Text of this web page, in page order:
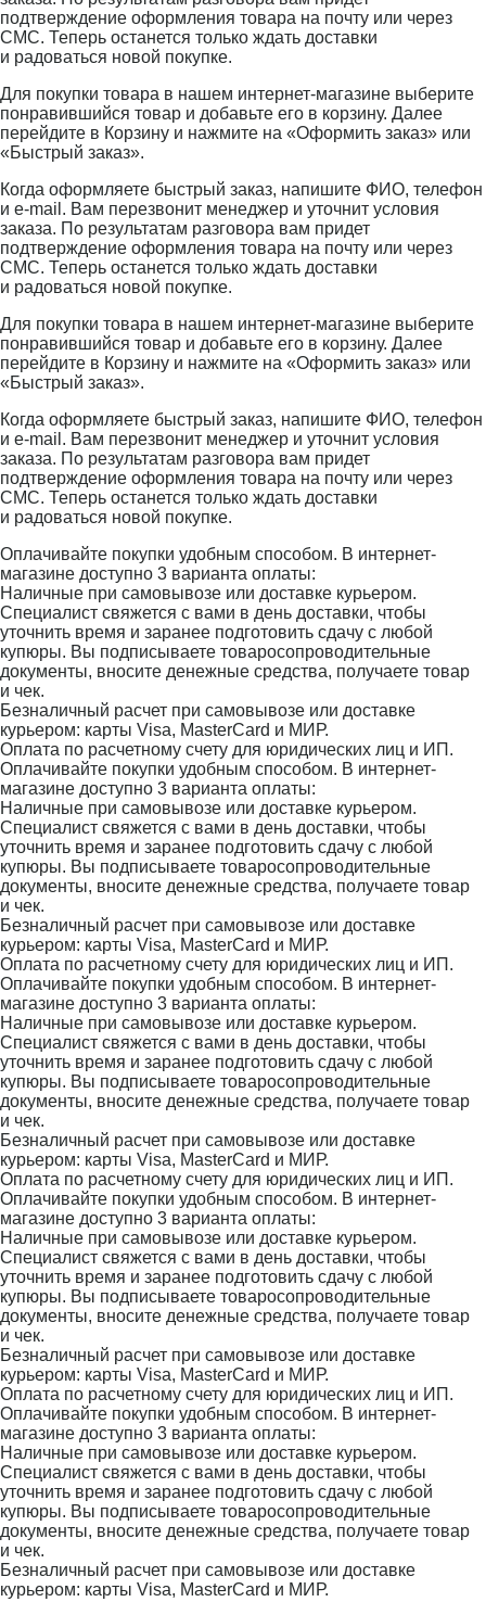
подтверждение оформления товара на почту или через
СМС. Теперь останется только ждать доставки
и радоваться новой покупке.
Для покупки товара в нашем интернет-магазине выберите
понравившийся товар и добавьте его в корзину. Далее
перейдите в Корзину и нажмите на «Оформить заказ» или
«Быстрый заказ».
Когда оформляете быстрый заказ, напишите ФИО, телефон
и e-mail. Вам перезвонит менеджер и уточнит условия
заказа. По результатам разговора вам придет
подтверждение оформления товара на почту или через
СМС. Теперь останется только ждать доставки
и радоваться новой покупке.
Для покупки товара в нашем интернет-магазине выберите
понравившийся товар и добавьте его в корзину. Далее
перейдите в Корзину и нажмите на «Оформить заказ» или
«Быстрый заказ».
Когда оформляете быстрый заказ, напишите ФИО, телефон
и e-mail. Вам перезвонит менеджер и уточнит условия
заказа. По результатам разговора вам придет
подтверждение оформления товара на почту или через
СМС. Теперь останется только ждать доставки
и радоваться новой покупке.
Оплачивайте покупки удобным способом. В интернет-
магазине доступно 3 варианта оплаты:
Наличные при самовывозе или доставке курьером.
Специалист свяжется с вами в день доставки, чтобы
уточнить время и заранее подготовить сдачу с любой
купюры. Вы подписываете товаросопроводительные
документы, вносите денежные средства, получаете товар
и чек.
Безналичный расчет при самовывозе или доставке
курьером: карты Visa, MasterCard и МИР.
Оплата по расчетному счету для юридических лиц и ИП.
Оплачивайте покупки удобным способом. В интернет-
магазине доступно 3 варианта оплаты:
Наличные при самовывозе или доставке курьером.
Специалист свяжется с вами в день доставки, чтобы
уточнить время и заранее подготовить сдачу с любой
купюры. Вы подписываете товаросопроводительные
документы, вносите денежные средства, получаете товар
и чек.
Безналичный расчет при самовывозе или доставке
курьером: карты Visa, MasterCard и МИР.
Оплата по расчетному счету для юридических лиц и ИП.
Оплачивайте покупки удобным способом. В интернет-
магазине доступно 3 варианта оплаты:
Наличные при самовывозе или доставке курьером.
Специалист свяжется с вами в день доставки, чтобы
уточнить время и заранее подготовить сдачу с любой
купюры. Вы подписываете товаросопроводительные
документы, вносите денежные средства, получаете товар
и чек.
Безналичный расчет при самовывозе или доставке
курьером: карты Visa, MasterCard и МИР.
Оплата по расчетному счету для юридических лиц и ИП.
Оплачивайте покупки удобным способом. В интернет-
магазине доступно 3 варианта оплаты:
Наличные при самовывозе или доставке курьером.
Специалист свяжется с вами в день доставки, чтобы
уточнить время и заранее подготовить сдачу с любой
купюры. Вы подписываете товаросопроводительные
документы, вносите денежные средства, получаете товар
и чек.
Безналичный расчет при самовывозе или доставке
курьером: карты Visa, MasterCard и МИР.
Оплата по расчетному счету для юридических лиц и ИП.
Оплачивайте покупки удобным способом. В интернет-
магазине доступно 3 варианта оплаты:
Наличные при самовывозе или доставке курьером.
Специалист свяжется с вами в день доставки, чтобы
уточнить время и заранее подготовить сдачу с любой
купюры. Вы подписываете товаросопроводительные
документы, вносите денежные средства, получаете товар
и чек.
Безналичный расчет при самовывозе или доставке
курьером: карты Visa, MasterCard и МИР.